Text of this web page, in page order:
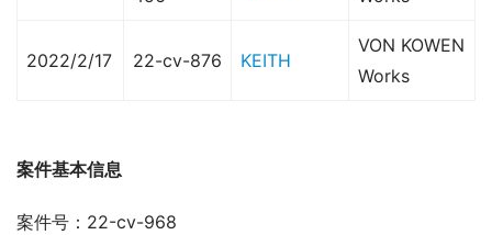
2022/2/17 22-cv-876 KEITH
VON KOWEN
Works
案件基本信息
案件号：22-cv-968